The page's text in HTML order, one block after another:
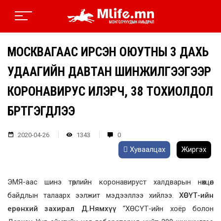
МОСКВАГААС ИРСЭН ОЮУТНЫ 3 ДАХЬ
УДААГИЙН ДАВТАН ШИНЖИЛГЭЭГЭЭР
КОРОНАВИРУС ИЛЭРЧ, 38 ТОХИОЛДОЛ
БҮРТГЭГДЛЭЭ
2020-04-26 1343 0
Хуваалцах Жиргэх
ЭМЯ-аас шинэ төрлийн коронавируст халдварын нөхцөл
байдлын талаарх ээлжит мэдээллээ хийлээ. ХӨСҮТ-ийн
ерөнхий захирал Д.Нямхүү“ХӨСҮТ-ийн хоёр болон